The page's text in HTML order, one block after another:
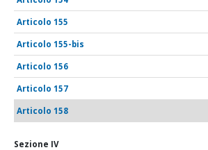
155
155-bis
156
157
158
Sezione IV